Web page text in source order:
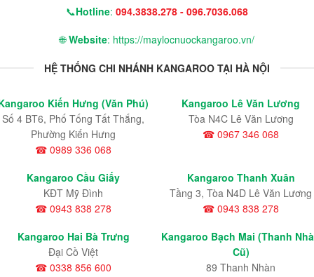
📞Hotline: 094.3838.278 - 096.7036.068
🌐Website: https://maylocnuockangaroo.vn/
HỆ THỐNG CHI NHÁNH KANGAROO TẠI HÀ NỘI
Kiến Hưng (Văn Phú)
Số 4 BT6, Phố Tống Tất Thắng,
Phường Kiến Hưng
☎ 0989 336 068
Kangaroo Lê Văn Lương
Tòa N4C Lê Văn Lương
☎ 0967 346 068
Kangaroo Cầu Giấy
KĐT Mỹ Đình
☎ 0943 838 278
Kangaroo Thanh Xuân
Tầng 3, Tòa N4D Lê Văn Lương
☎ 0943 838 278
Kangaroo Hai Bà Trưng
Đại Cồ Việt
☎ 0338 856 600
Kangaroo Bạch Mai (Thanh
Cũ)
89 Thanh Nhàn